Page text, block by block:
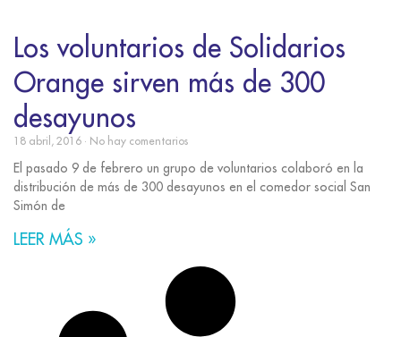
Los voluntarios de Solidarios
Orange sirven más de 300
desayunos
18 abril, 2016 No hay comentarios
El pasado 9 de febrero un grupo de voluntarios colaboró en la
distribución de más de 300 desayunos en el comedor social San
Simón de
LEER MÁS »